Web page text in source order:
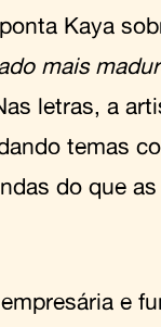
Kaya
mais
letras, a
temas
do que
e